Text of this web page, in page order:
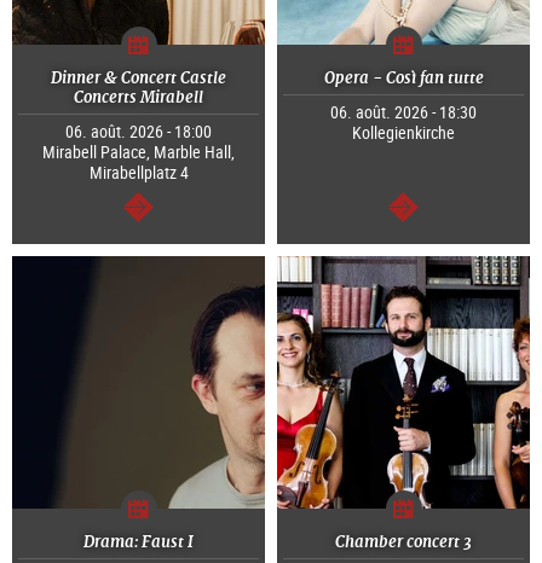
Dinner & Concert Castle
Concerts Mirabell
06. août. 2026 - 18:00
Mirabell Palace, Marble Hall,
Mirabellplatz 4
Continuer
Opera - Così fan tutte
06. août. 2026 - 18:30
Kollegienkirche
Continuer
Drama: Faust I Chamber concert 3